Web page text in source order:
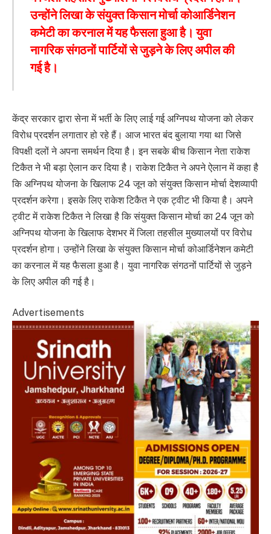
उन्होंने लिखा के संयुक्त किसान मोर्चा कोआर्डिनेशन
कमेटी का करनाल में यह फैसला हुआ है। युवा
नागरिक संगठनों पार्टियों से जुड़ने के लिए अपील की
गई है।
केंद्र सरकार द्वारा सेना में भर्ती के लिए लाई गई अग्निपथ योजना को लेकर
विरोध प्रदर्शन लगातार हो रहे हैं। आज भारत बंद बुलाया गया था जिसे
विपक्षी दलों ने अपना समर्थन दिया है। इन सबके बीच किसान नेता राकेश
टिकैत ने भी बड़ा ऐलान कर दिया है। राकेश टिकैत ने अपने ऐलान में कहा है
कि अग्निपथ योजना के खिलाफ 24 जून को संयुक्त किसान मोर्चा देशव्यापी
प्रदर्शन करेगा। इसके लिए राकेश टिकैत ने एक ट्वीट भी किया है। अपने
ट्वीट में राकेश टिकैत ने लिखा है कि संयुक्त किसान मोर्चा का 24 जून को
अग्निपथ योजना के खिलाफ देशभर में जिला तहसील मुख्यालयों पर विरोध
प्रदर्शन होगा। उन्होंने लिखा के संयुक्त किसान मोर्चा कोआर्डिनेशन कमेटी
का करनाल में यह फैसला हुआ है। युवा नागरिक संगठनों पार्टियों से जुड़ने
के लिए अपील की गई है।
Advertisements